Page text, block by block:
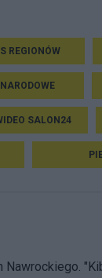
REGIONÓW
SALON24
Nawrockiego.